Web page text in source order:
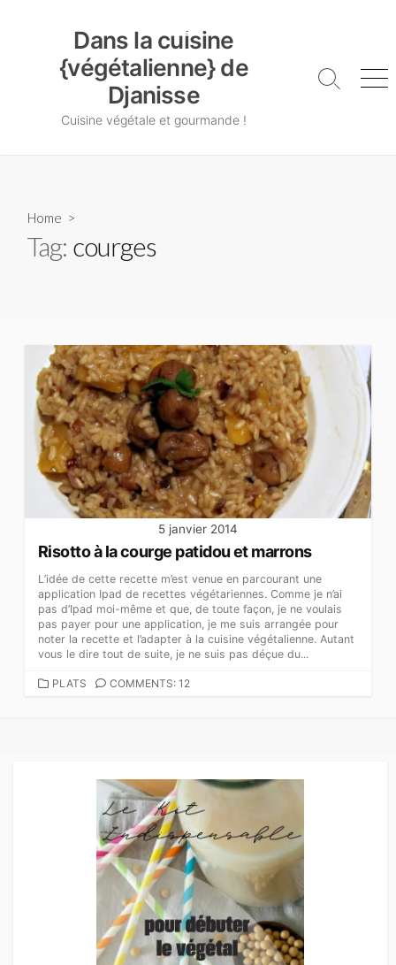
Dans la cuisine
{végétalienne} de
Djanisse
Cuisine végétale et gourmande !
Search
Home >
Tag: courges
5 janvier 2014
Risotto à la courge patidou et marrons
L’idée de cette recette m’est venue en parcourant une
application Ipad de recettes végétariennes. Comme je n’ai
pas d’Ipad moi-même et que, de toute façon, je ne voulais
pas payer pour une application, je me suis arrangée pour
noter la recette et l’adapter à la cuisine végétalienne. Autant
vous le dire tout de suite, je ne suis pas déçue du...
CATEGORIES
PLATS COMMENTS: 12